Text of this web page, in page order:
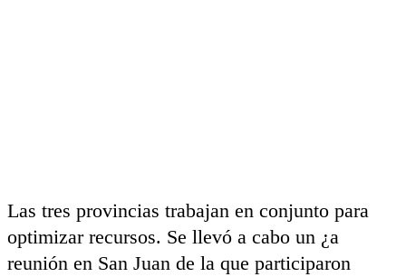
Las tres provincias trabajan en conjunto para
optimizar recursos. Se llevó a cabo un ¿a
reunión en San Juan de la que participaron